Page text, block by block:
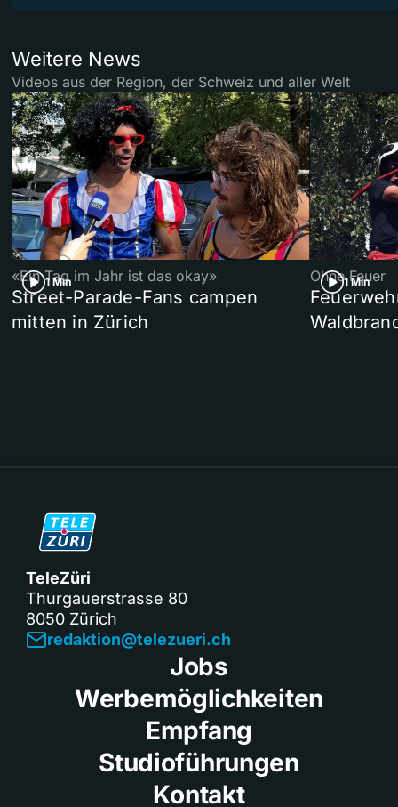
Weitere News
Videos aus der Region, der Schweiz und aller Welt
1 Min
«Ein Tag im Jahr ist das okay»
Street-Parade-Fans campen
mitten in Zürich
1 Min
Ohne Feuer
TeleZüri
Thurgauerstrasse 80
8050 Zürich
redaktion@telezueri.ch
Jobs
Werbemöglichkeiten
Empfang
Studioführungen
Kontakt